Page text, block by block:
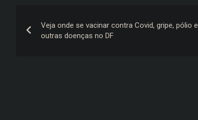
de
Veja onde se vacinar contra Covid, gripe, pólio e
outras doenças no DF